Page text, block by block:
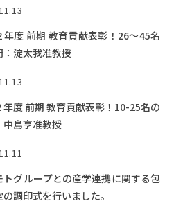
年度 前期 教育貢献表彰！26～45名
：淀太我准教授
年度 前期 教育貢献表彰！10-25名の
中島亨准教授
トグループとの産学連携に関する包
調印式を行いました。